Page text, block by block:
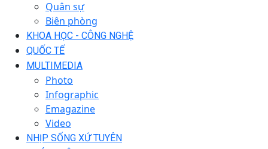
Quân sự
Biên phòng
KHOA HỌC - CÔNG NGHỆ
QUỐC TẾ
MULTIMEDIA
Photo
Infographic
Emagazine
Video
NHỊP SỐNG XỨ TUYÊN